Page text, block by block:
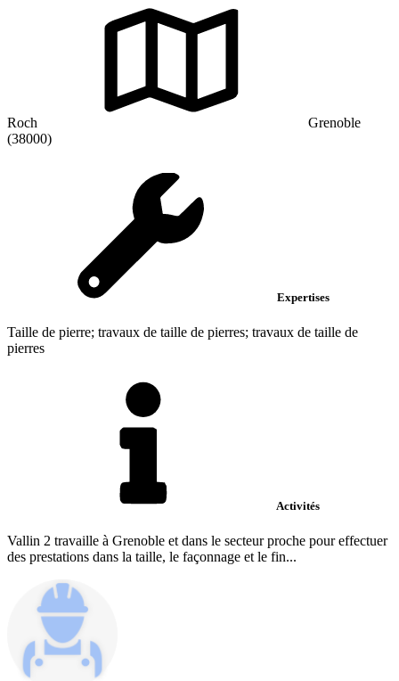
Roch
Grenoble
(38000)
Expertises
Taille de pierre; travaux de taille de pierres; travaux de taille de
pierres
Activités
Vallin 2 travaille à Grenoble et dans le secteur proche pour effectuer
des prestations dans la taille, le façonnage et le fin...